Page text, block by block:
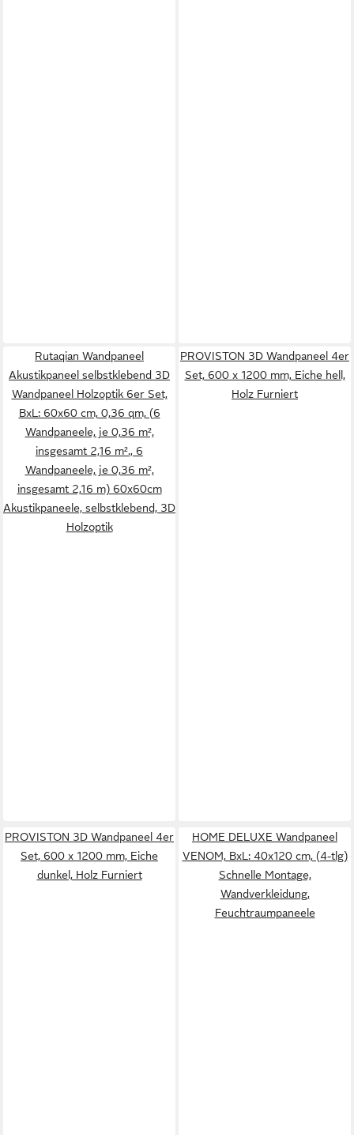
Rutaqian Wandpaneel
Akustikpaneel selbstklebend 3D
Wandpaneel Holzoptik 6er Set,
BxL: 60x60 cm, 0,36 qm, (6
Wandpaneele, je 0,36 m²,
insgesamt 2,16 m²., 6
Wandpaneele, je 0,36 m²,
insgesamt 2,16 m) 60x60cm
Akustikpaneele, selbstklebend, 3D
Holzoptik
PROVISTON 3D Wandpaneel 4er
Set, 600 x 1200 mm, Eiche hell,
Holz Furniert
PROVISTON 3D Wandpaneel 4er
Set, 600 x 1200 mm, Eiche
dunkel, Holz Furniert
HOME DELUXE Wandpaneel
VENOM, BxL: 40x120 cm, (4-tlg)
Schnelle Montage,
Wandverkleidung,
Feuchtraumpaneele